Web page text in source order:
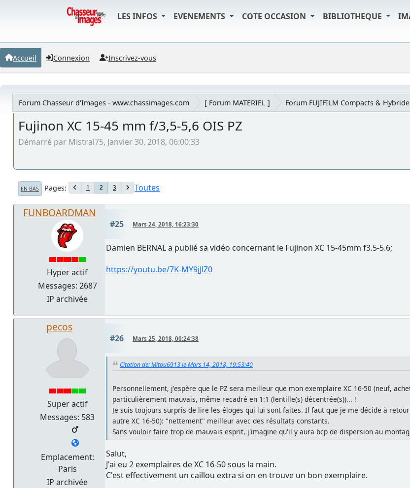
LES INFOS EVENEMENTS COTE OCCASION BIBLIOTHEQUE
Accueil Connexion Inscrivez-vous
Forum Chasseur d'Images - www.chassimages.com [ Forum MATERIEL ] Forum FUJIFILM Compacts &
Fujinon XC 15-45 mm f/3,5-5,6 OIS PZ
Démarré par Mistral75, Janvier 30, 2018, 06:00:33
EN BAS Pages 1 2 3 Toutes
FUNBOARDMAN
Hyper actif
Messages: 2687
IP archivée
#25 Mars 24, 2018, 16:23:30
Damien BERNAL a publié sa vidéo concernant le Fujinon XC 15-45mm f3.5-5.6;
https://youtu.be/7K-MY9jJlZ0
pecos
Super actif
Messages: 583
Emplacement:
Paris
IP archivée
#26 Mars 25, 2018, 00:24:38
Citation de: Mitou6913 le Mars 14, 2018, 19:53:40
Personnellement, j'espère que le PZ sera meilleur que mon exemplaire XC 16-50 (neuf,
particulièrement mauvais, même recadré en 1:1 (lentille(s) décentrée(s))... !
Je suis toujours surpris de lire les éloges qui lui sont faites. Il faut que je me décide à
autre XC 16-50): "nettement" meilleur avec des résultats constants.
Sans vouloir faire trop de mauvais esprit, j'imagine qu'il y aura bcp de dispersion au
Salut,
J'ai eu 2 exemplaires de XC 16-50 sous la main.
C'est effectivement un caillou extra si on en trouve un bon exemplaire.